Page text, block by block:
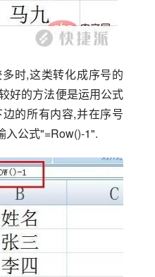
时,这类转化成序号的
好的方法便是运用公式
的所有内容,并在序号
入公式"=Row()-1".